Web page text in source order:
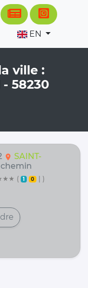
EN
ville :
- 58230
location_on SAINT-
( 1 0 | )